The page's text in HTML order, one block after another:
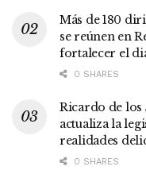
Más de 180
se reúnen en
fortalecer el
0 SHARES
Ricardo de los
actualiza la
realidades
0 SHARES